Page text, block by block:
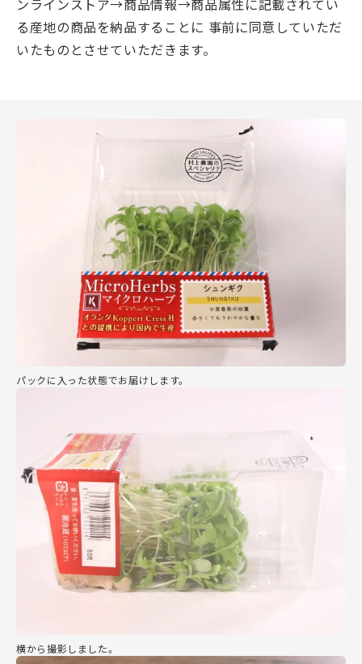
る産地の商品を納品することに 事前に同意していただ
いたものとさせていただきます。
パックに入った状態でお届けします。
横から撮影しました。